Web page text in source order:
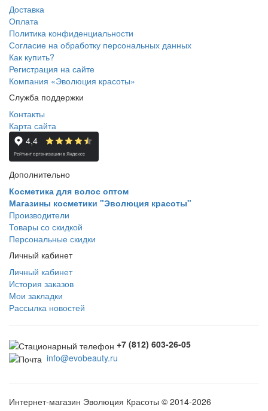
Доставка
Оплата
Политика конфиденциальности
Согласие на обработку персональных данных
Как купить?
Регистрация на сайте
Компания «Эволюция красоты»
Служба поддержки
Контакты
Карта сайта
Дополнительно
Косметика для волос оптом
Магазины косметики "Эволюция красоты"
Производители
Товары со скидкой
Персональные скидки
Личный кабинет
Личный кабинет
История заказов
Мои закладки
Рассылка новостей
+7 (812) 603-26-05
info@evobeauty.ru
Интернет-магазин Эволюция Красоты © 2014-2026